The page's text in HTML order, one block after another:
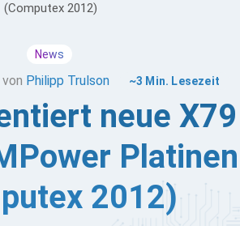
(Computex 2012)
News
von Philipp Trulson ~3 Min. Lesezeit
neue X79
Platinen
2012)